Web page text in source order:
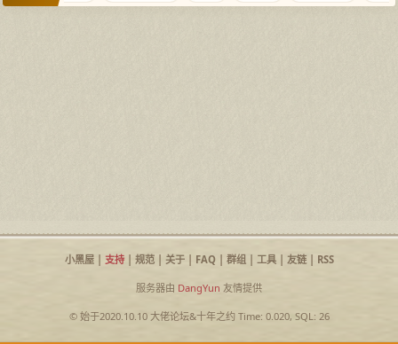
小黑屋| 支持| 规范| 关于| FAQ| 群组| 工具| 友链| RSS
服务器由 DangYun 友情提供
© 始于2020.10.10 大佬论坛&十年之约Time: 0.020, SQL: 26